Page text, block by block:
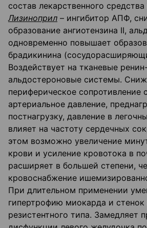
состав лекарственного
Лизиноприл – ингибитор АПФ,
образование ангиотензина II,
одновременно повышает
брадикинина
Воздействует на тканевые
альдостероновые системы.
периферическое сопротивление
артериальное давление,
постнагрузку, давление в
влияет на частоту сердечных
этом возможно увеличение
крови и усиление кровотока в
расширяет в большей степени,
кровоснабжение
При длительном применении
гипертрофию миокарда и стенок
резистентного типа. Замедляет